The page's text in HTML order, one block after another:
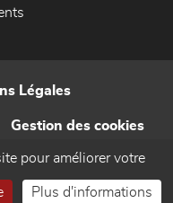
Légales
Gestion des cookies
pour améliorer votre
Plus d'informations